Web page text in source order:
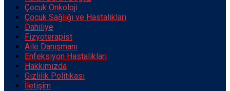
Çocuk Onkoloji
Çocuk Sağlığı ve Hastalıkları
Dahiliye
Fizyoterapist
Aile Danışmanı
Enfeksiyon Hastalıkları
Hakkımızda
Gizlilik Politikası
İletişim